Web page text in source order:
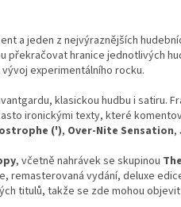
l
á
d
c
í
p
v
k
y
a jeden z nejvýraznějších
hranice jednotlivých
experimentálního rocku.
klasickou hudbu i satiru.
ironickými texty, které
('), Over-Nite Sensation,
, včetně nahrávek se skupinou
vydání, deluxe
titulů, takže se zde mohou